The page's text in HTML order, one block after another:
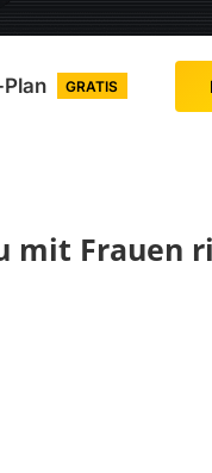
GRATIS
mit Frauen